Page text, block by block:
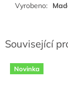
Související
Novinka
Vyrobeno: